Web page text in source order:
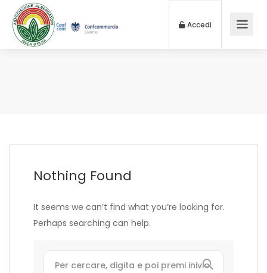
Accedi
Nothing Found
It seems we can’t find what you’re looking for.
Perhaps searching can help.